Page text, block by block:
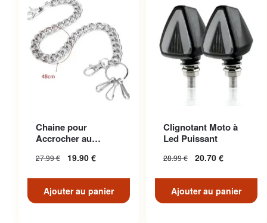
Chaine pour
Accrocher au
Inoxydable
27.99€ 19.90 €
Ajouter au panier
Clignotant Moto à
Led Puissant
28.99€ 20.70 €
Ajouter au panier